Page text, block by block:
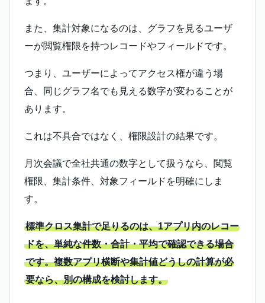
また、集計対象になるのは、グラフを見るユーザ
ーが閲覧権限を持つレコードやフィールドです。
つまり、ユーザーによってアクセス権が違う場
合、同じグラフ名でも見える数字が変わることが
あります。
これは不具合ではなく、権限設計の結果です。
月次会議で全社共通の数字として扱うなら、閲覧
権限、集計条件、対象フィールドを明確にしま
す。
標準クロス集計で足りるのは、1アプリ内のレコー
ドを、単純な件数・合計・平均で確認できる場合
です。複数アプリ横断や集計値どうしの計算が必
要なら、別の構成を検討します。